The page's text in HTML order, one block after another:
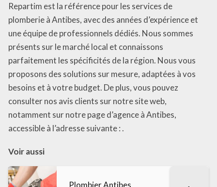
Repartim est la référence pour les services de
plomberie à Antibes, avec des années d’expérience et
une équipe de professionnels dédiés. Nous sommes
présents sur le marché local et connaissons
parfaitement les spécificités de la région. Nous vous
proposons des solutions sur mesure, adaptées à vos
besoins et à votre budget. De plus, vous pouvez
consulter nos avis clients sur notre site web,
notamment sur notre page d’agence à Antibes,
accessible à l’adresse suivante : .
Voir aussi
Plombier Antibes